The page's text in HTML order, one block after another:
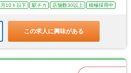
10ｈ以下 駅チカ 店舗数30以上 積極採用中
この求人に興味がある